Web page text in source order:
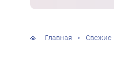
Главная Свежие